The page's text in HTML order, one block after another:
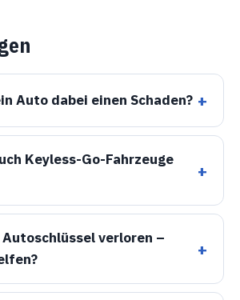
Auto dabei einen Schaden?
Keyless-Go-Fahrzeuge
verloren –